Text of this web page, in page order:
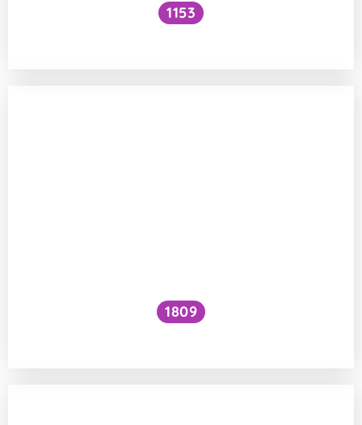
1153
1809